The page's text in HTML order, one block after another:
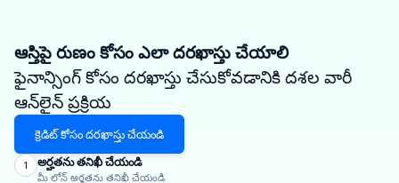
ఆస్తిపై రుణం కోసం ఎలా దరఖాస్తు చేయాలి
ఫైనాన్సింగ్ కోసం దరఖాస్తు చేసుకోవడానికి దశల వారీ
ఆన్‌లైన్ ప్రక్రియ
క్రెడిట్ కోసం దరఖాస్తు చేయండి
1 అర్హతను తనిఖీ చేయండి
మీ లోన్ అర్హతను తనిఖీ చేయండి